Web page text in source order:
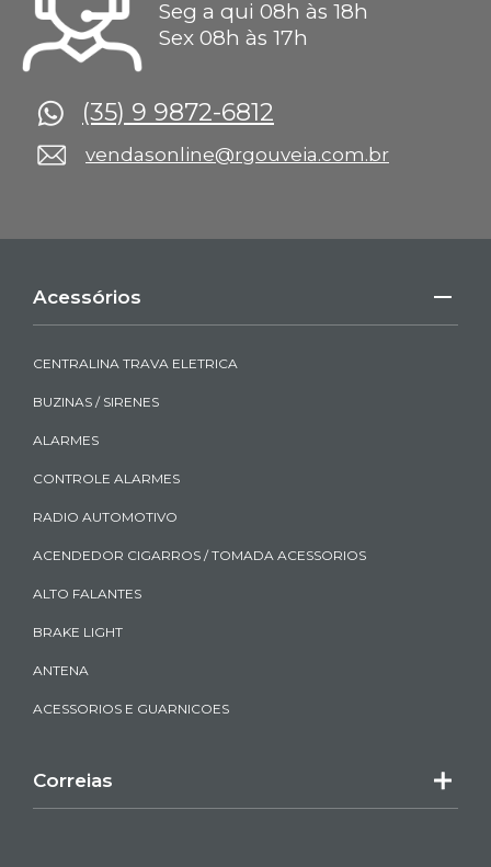
Seg a qui 08h às 18h
Sex 08h às 17h
(35) 9 9872-6812
vendasonline@rgouveia.com.br
Acessórios
CENTRALINA TRAVA ELETRICA
BUZINAS / SIRENES
ALARMES
CONTROLE ALARMES
RADIO AUTOMOTIVO
ACENDEDOR CIGARROS / TOMADA ACESSORIOS
ALTO FALANTES
BRAKE LIGHT
ANTENA
ACESSORIOS E GUARNICOES
Correias